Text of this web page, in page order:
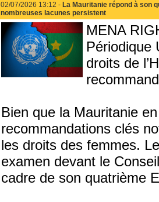
02/07/2026 13:12 - La Mauritanie répond à son
nombreuses lacunes persistent
MENA
Périodique
droits de
Bien que la Mauritanie
recommandations clés
les droits des femmes.
examen devant le
cadre de son quatrième